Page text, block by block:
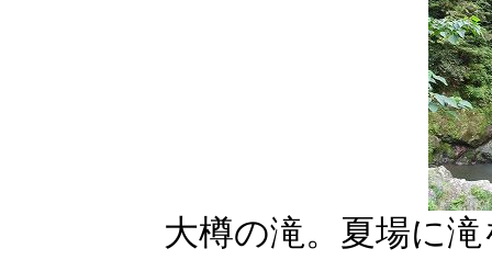
大樽の滝。夏場に